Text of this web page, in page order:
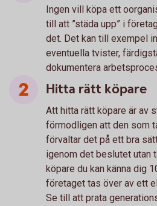
Ingen vill köpa ett
till att ”städa upp” i
det. Det kan till exempel
eventuella tvister,
dokumentera
Hitta rätt köpare
Att hitta rätt köpare är av
förmodligen att den som
förvaltar det på ett bra
igenom det beslutet utan
köpare du kan känna dig
företaget tas över av ett
Se till att prata